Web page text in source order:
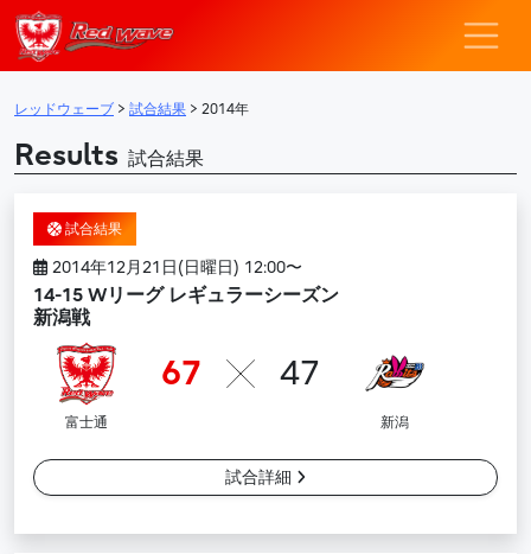
メインナビゲーション
レッドウェー
レッドウェーブ > 試合結果 > 2014年
Results 試合結果
試合結果
2014年12月21日(日曜日) 12:00〜
14-15 Wリーグ レギュラーシーズン
新潟戦
67 47
富士通 新潟
試合詳細